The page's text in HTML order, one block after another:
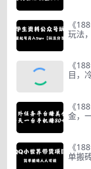
《
玩法
《
目，
《
金，
《
单搬